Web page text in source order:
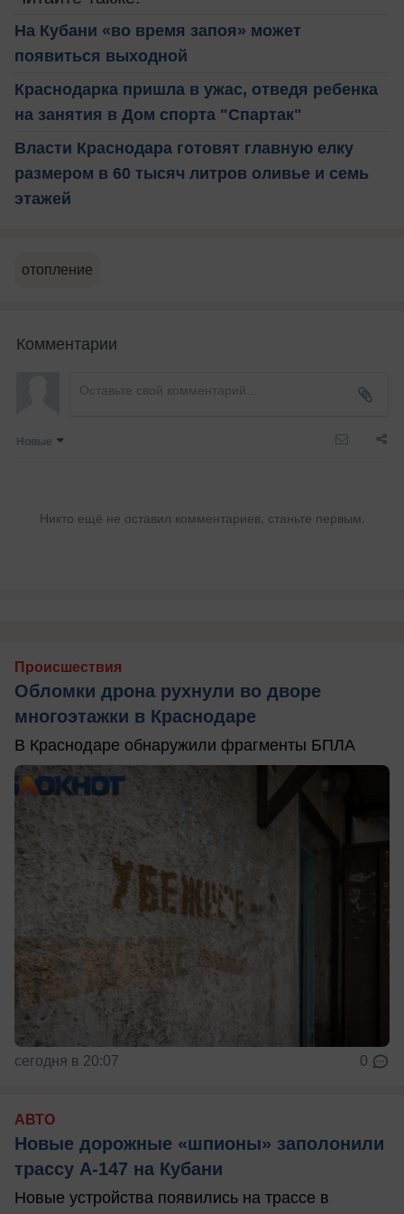
На Кубани «во время запоя» может
появиться выходной
Краснодарка пришла в ужас, отведя ребенка
на занятия в Дом спорта "Спартак"
Власти Краснодара готовят главную елку
размером в 60 тысяч литров оливье и семь
этажей
отопление
Комментарии
Новые
Никто ещё не оставил комментариев, станьте первым.
Происшествия
Обломки дрона рухнули во дворе
многоэтажки в Краснодаре
В Краснодаре обнаружили фрагменты БПЛА
сегодня в 20:07 0
АВТО
Новые дорожные «шпионы» заполонили
трассу А-147 на Кубани
Новые устройства появились на трассе в